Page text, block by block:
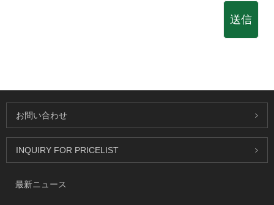
送信
お問い合わせ
INQUIRY FOR PRICELIST
最新ニュース